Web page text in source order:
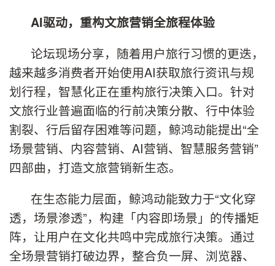
AI驱动，重构文旅营销全旅程体验
论坛现场分享，随着用户旅行习惯的更迭，
越来越多消费者开始使用AI获取旅行资讯与规
划行程，智慧化正在重构旅行决策入口。针对
文旅行业普遍面临的行前决策分散、行中体验
割裂、行后留存困难等问题，鲸鸿动能提出“全
场景营销、内容营销、AI营销、智慧服务营销”
四部曲，打造文旅营销新生态。
在生态能力层面，鲸鸿动能致力于“文化穿
透，场景渗透”，构建「内容即场景」的传播矩
阵，让用户在文化共鸣中完成旅行决策。通过
全场景营销打破边界，整合负一屏、浏览器、